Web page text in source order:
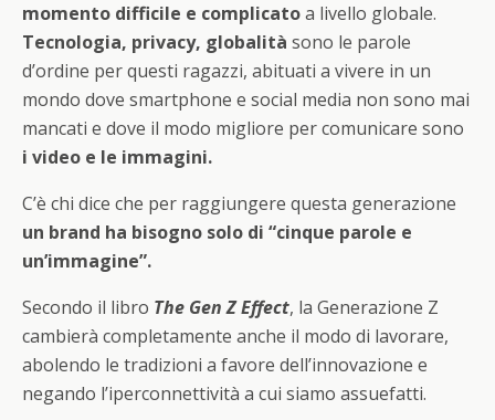
momento difficile e complicatoa livello globale.
Tecnologia, privacy, globalità sono le parole
d’ordine per questi ragazzi, abituati a vivere in un
mondo dove smartphone e social media non sono mai
mancati e dove il modo migliore per comunicare sono
i video e le immagini.
C’è chi dice che per raggiungere questa generazione
un brand ha bisogno solo di “cinque parole e
un’immagine”.
Secondo il libro The Gen Z Effect, la Generazione Z
cambierà completamente anche il modo di lavorare,
abolendo le tradizioni a favore dell’innovazione e
negando l’iperconnettività a cui siamo assuefatti.